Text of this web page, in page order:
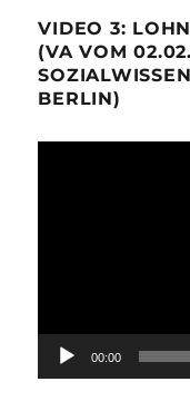
VIDEO 3:
(VA VOM
BERLIN)
00:00